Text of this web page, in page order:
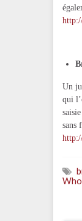
Un
qui
sans